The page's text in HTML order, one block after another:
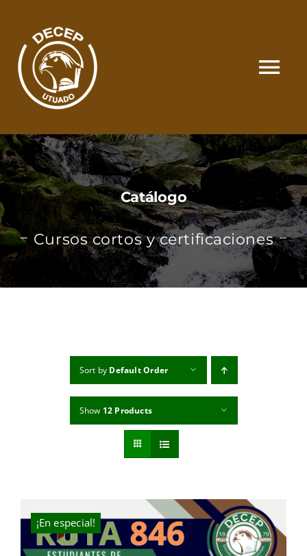
content
SOMOS
CATÁLOGO
MATRÍCULA Y PAGOS
CONTACTO
Catálogo
Cursos cortos y certificaciones
Sort by Default Order
Show 12 Products
¡En especial!